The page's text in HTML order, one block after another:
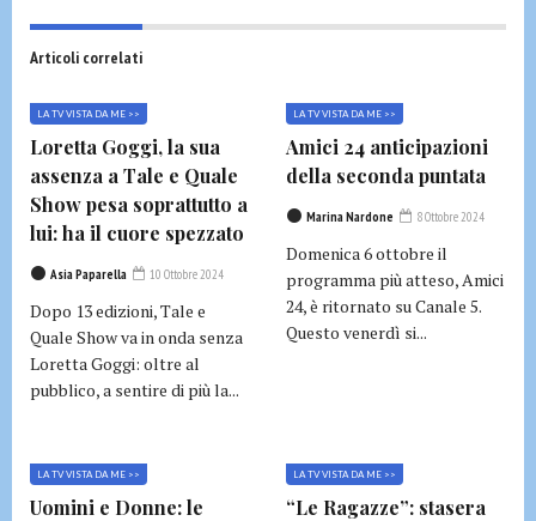
Articoli correlati
LA TV VISTA DA ME >>
Loretta Goggi, la sua
assenza a Tale e Quale
Show pesa soprattutto a
lui: ha il cuore spezzato
Asia Paparella 10 Ottobre 2024
Dopo 13 edizioni, Tale e
Quale Show va in onda senza
Loretta Goggi: oltre al
pubblico, a sentire di più la...
LA TV VISTA DA ME >>
Amici 24 anticipazioni
della seconda puntata
Marina Nardone 8 Ottobre 2024
Domenica 6 ottobre il
programma più atteso, Amici
24, è ritornato su Canale 5.
Questo venerdì si...
LA TV VISTA DA ME >>
Uomini e Donne: le
LA TV VISTA DA ME >>
“Le Ragazze”: stasera